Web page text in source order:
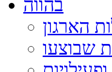
בהווה
הארגון
שבוצעו